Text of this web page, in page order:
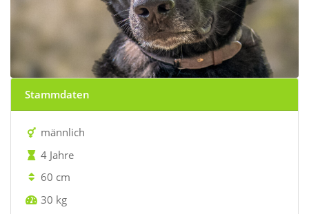
Stammdaten
männlich
4 Jahre
60 cm
30 kg